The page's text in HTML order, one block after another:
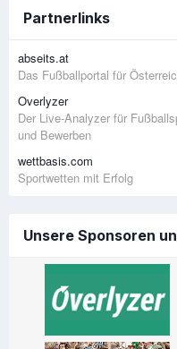
Partnerlinks
abseits.at
Das Fußballportal für
Overlyzer
Der Live-Analyzer für
und Bewerben
wettbasis.com
Sportwetten mit Erfolg
Unsere Sponsoren